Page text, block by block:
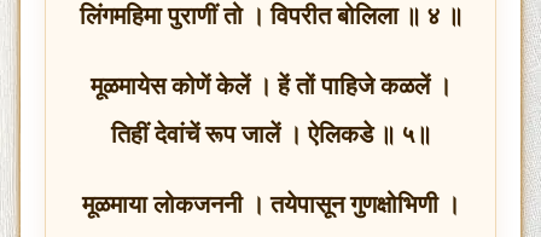
लिंगमहिमा पुराणीं तो । विपरीत बोलिला ॥ ४ ॥
मूळमायेस कोणें केलें । हें तों पाहिजे कळलें ।
तिहीं देवांचें रूप जालें । ऐलिकडे ॥ ५॥
मूळमाया लोकजननी । तयेपासून गुणक्षोभिणी ।